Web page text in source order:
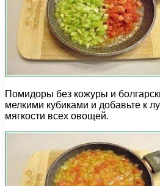
Помидоры без кожуры и
мелкими кубиками и добавьте к
мягкости всех овощей.